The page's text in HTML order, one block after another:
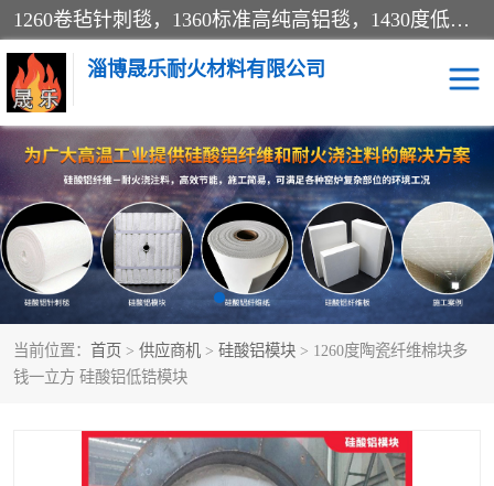
1260卷毡针刺毯，1360标准高纯高铝毯，1430度低锆锆铝含锆毯，普通挡渣棉卷毡，防火纸、挡火板、隔热垫片模块、棉块、折叠块、散棉高温固化剂价格规格密度多少钱图片视频立方平米参数指标
淄博晟乐耐火材料有限公司
当前位置： 首页 > 供应商机 > 硅酸铝模块 > 1260度陶瓷纤维棉块多
钱一立方 硅酸铝低锆模块
硅酸铝挡渣棉 硅酸铝纤维纸
硅酸铝挡火板 高铝毯
含锆毯 硅酸铝折叠块
硅酸铝散棉 硅酸铝纤维毯
硅酸铝纤维毡 硅酸铝模块